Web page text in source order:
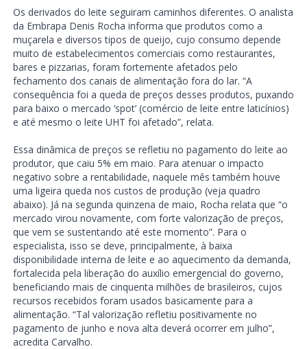
Os derivados do leite seguiram caminhos diferentes. O analista
da Embrapa Denis Rocha informa que produtos como a
muçarela e diversos tipos de queijo, cujo consumo depende
muito de estabelecimentos comerciais como restaurantes,
bares e pizzarias, foram fortemente afetados pelo
fechamento dos canais de alimentação fora do lar. “A
consequência foi a queda de preços desses produtos, puxando
para baixo o mercado ‘spot’ (comércio de leite entre laticínios)
e até mesmo o leite UHT foi afetado”, relata.
Essa dinâmica de preços se refletiu no pagamento do leite ao
produtor, que caiu 5% em maio. Para atenuar o impacto
negativo sobre a rentabilidade, naquele mês também houve
uma ligeira queda nos custos de produção (veja quadro
abaixo). Já na segunda quinzena de maio, Rocha relata que “o
mercado virou novamente, com forte valorização de preços,
que vem se sustentando até este momento”. Para o
especialista, isso se deve, principalmente, à baixa
disponibilidade interna de leite e ao aquecimento da demanda,
fortalecida pela liberação do auxílio emergencial do governo,
beneficiando mais de cinquenta milhões de brasileiros, cujos
recursos recebidos foram usados basicamente para a
alimentação. “Tal valorização refletiu positivamente no
pagamento de junho e nova alta deverá ocorrer em julho”,
acredita Carvalho.